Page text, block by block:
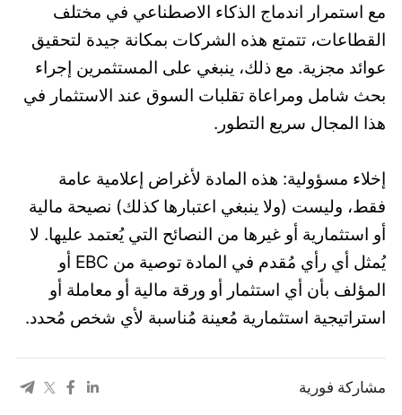
مع استمرار اندماج الذكاء الاصطناعي في مختلف
القطاعات، تتمتع هذه الشركات بمكانة جيدة لتحقيق
عوائد مجزية. مع ذلك، ينبغي على المستثمرين إجراء
بحث شامل ومراعاة تقلبات السوق عند الاستثمار في
هذا المجال سريع التطور.
إخلاء مسؤولية: هذه المادة لأغراض إعلامية عامة
فقط، وليست (ولا ينبغي اعتبارها كذلك) نصيحة مالية
أو استثمارية أو غيرها من النصائح التي يُعتمد عليها. لا
يُمثل أي رأي مُقدم في المادة توصية من EBC أو
المؤلف بأن أي استثمار أو ورقة مالية أو معاملة أو
استراتيجية استثمارية مُعينة مُناسبة لأي شخص مُحدد.
مشاركة فورية